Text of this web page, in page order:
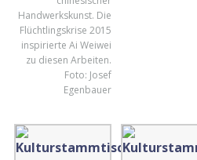
Handwerkskunst. Die
Flüchtlingskrise 2015
inspirierte Ai Weiwei
zu diesen Arbeiten.
Foto: Josef
Egenbauer